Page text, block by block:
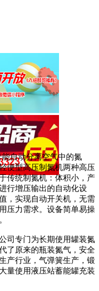
自动分离空气中的氮
便型高压制氮机两种高压
传统制氮机：体积小，产
行增压输出的自动化设
，实现自动开关机，无需
压力需求。设备简单易操
司专门为长期使用罐装氮
了原来的瓶装氮气，安全
产行业，气弹簧生产，锻
量使用液压站蓄能罐充装